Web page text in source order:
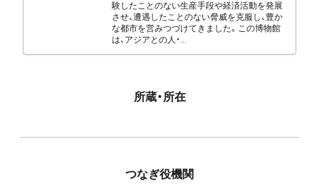
験したことのない生産手段や経済活動を発展
させ、遭遇したことのない脅威を克服し、豊か
な都市を営みつづけてきました。この博物館
は、アジアとの人・...
所蔵・所在
つなぎ役機関